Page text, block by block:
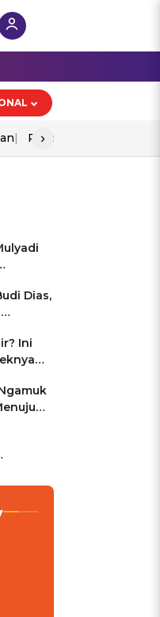
Piala Aff 2026
›
Dias,
Ini